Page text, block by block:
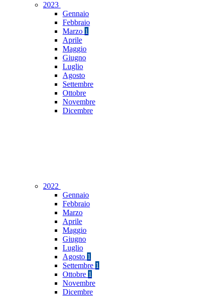
2023
Gennaio
Febbraio
Marzo 1
Aprile
Maggio
Giugno
Luglio
Agosto
Settembre
Ottobre
Novembre
Dicembre
2022
Gennaio
Febbraio
Marzo
Aprile
Maggio
Giugno
Luglio
Agosto 1
Settembre 1
Ottobre 1
Novembre
Dicembre